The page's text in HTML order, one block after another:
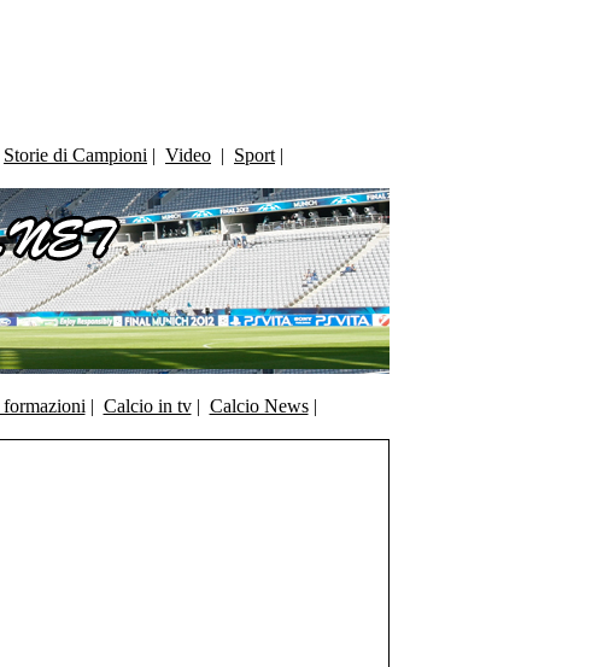
Storie di Campioni | Video | Sport |
| Calcio in tv| Calcio News|